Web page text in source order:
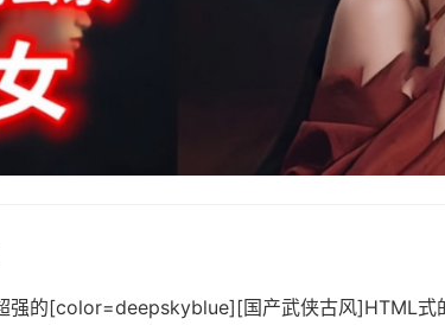
强的[color=deepskyblue][国产武侠古风]HTML式